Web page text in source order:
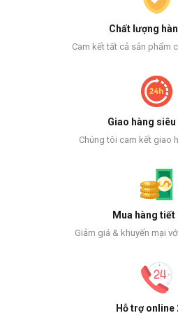
Chất lượng
Cam kết tất cả sản phẩm
Giao hàng siêu
Chúng tôi cam kết giao
Mua hàng tiết
Giảm giá & khuyến mại
Hỗ trợ online